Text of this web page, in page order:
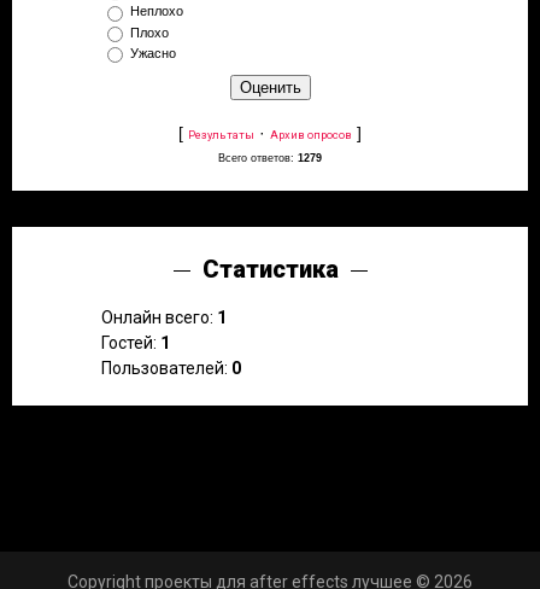
Неплохо
Плохо
Ужасно
[ Результаты · Архив опросов ]
Всего ответов: 1279
Статистика
Онлайн всего: 1
Гостей: 1
Пользователей: 0
Copyright проекты для after effects лучшее © 2026